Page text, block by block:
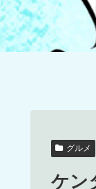
グルメ
ケン